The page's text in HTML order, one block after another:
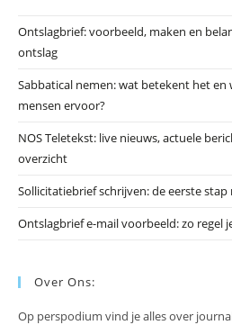
Ontslagbrief: voorbeeld, maken en
ontslag
Sabbatical nemen: wat betekent het en
mensen ervoor?
NOS Teletekst: live nieuws, actuele
overzicht
Sollicitatiebrief schrijven: de eerste stap
Ontslagbrief e-mail voorbeeld: zo regel
Over Ons:
Op perspodium vind je alles over